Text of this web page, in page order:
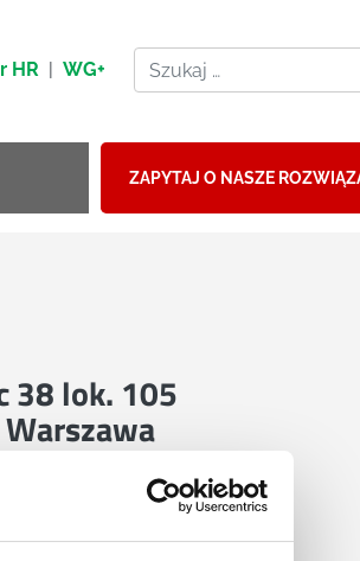
HR | WG+
ZAPYTAJ O NASZE
38 lok. 105